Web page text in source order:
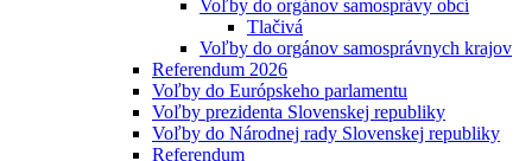
Voľby do orgánov samosprávy obcí
Tlačivá
Voľby do orgánov samosprávnych krajov
Referendum 2026
Voľby do Európskeho parlamentu
Voľby prezidenta Slovenskej republiky
Voľby do Národnej rady Slovenskej republiky
Referendum